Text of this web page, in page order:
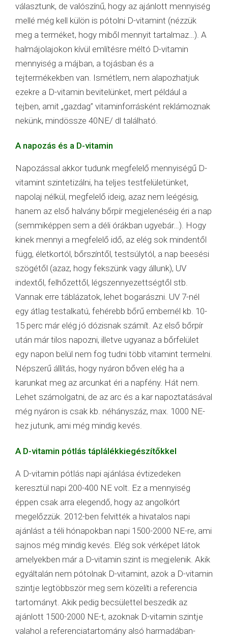
választunk, de valószínű, hogy az ajánlott mennyiség
mellé még kell külön is pótolni D-vitamint (nézzük
meg a terméket, hogy miből mennyit tartalmaz…). A
halmájolajokon kívül említésre méltó D-vitamin
mennyiség a májban, a tojásban és a
tejtermékekben van. Ismétlem, nem alapozhatjuk
ezekre a D-vitamin bevitelünket, mert például a
tejben, amit „gazdag” vitaminforrásként reklámoznak
nekünk, mindössze 40NE/ dl található.
A napozás és a D-vitamin
Napozással akkor tudunk megfelelő mennyiségű D-
vitamint szintetizálni, ha teljes testfelületünket,
napolaj nélkül, megfelelő ideig, azaz nem leégésig,
hanem az első halvány bőrpír megjelenéséig éri a nap
(semmiképpen sem a déli órákban ugyebár…). Hogy
kinek mennyi a megfelelő idő, az elég sok mindentől
függ, életkortól, bőrszíntől, testsúlytól, a nap beesési
szögétől (azaz, hogy fekszünk vagy állunk), UV
indextől, felhőzettől, légszennyezettségtől stb.
Vannak erre táblázatok, lehet bogarászni. UV 7-nél
egy átlag testalkatú, fehérebb bőrű embernél kb. 10-
15 perc már elég jó dózisnak számít. Az első bőrpír
után már tilos napozni, illetve ugyanaz a bőrfelület
egy napon belül nem fog tudni több vitamint termelni.
Népszerű állítás, hogy nyáron bőven elég ha a
karunkat meg az arcunkat éri a napfény. Hát nem.
Lehet számolgatni, de az arc és a kar napoztatásával
még nyáron is csak kb. néhányszáz, max. 1000 NE-
hez jutunk, ami még mindig kevés.
A D-vitamin pótlás táplálékkiegészítőkkel
A D-vitamin pótlás napi ajánlása évtizedeken
keresztül napi 200-400 NE volt. Ez a mennyiség
éppen csak arra elegendő, hogy az angolkórt
megelőzzük. 2012-ben felvitték a hivatalos napi
ajánlást a téli hónapokban napi 1500-2000 NE-re, ami
sajnos még mindig kevés. Elég sok vérképet látok
amelyekben már a D-vitamin szint is megjelenik. Akik
egyáltalán nem pótolnak D-vitamint, azok a D-vitamin
szintje legtöbbször meg sem közelíti a referencia
tartományt. Akik pedig becsülettel beszedik az
ajánlott 1500-2000 NE-t, azoknak D-vitamin szintje
valahol a referenciatartomány alsó harmadában-